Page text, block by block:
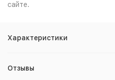
сайте.
Характеристики
Отзывы